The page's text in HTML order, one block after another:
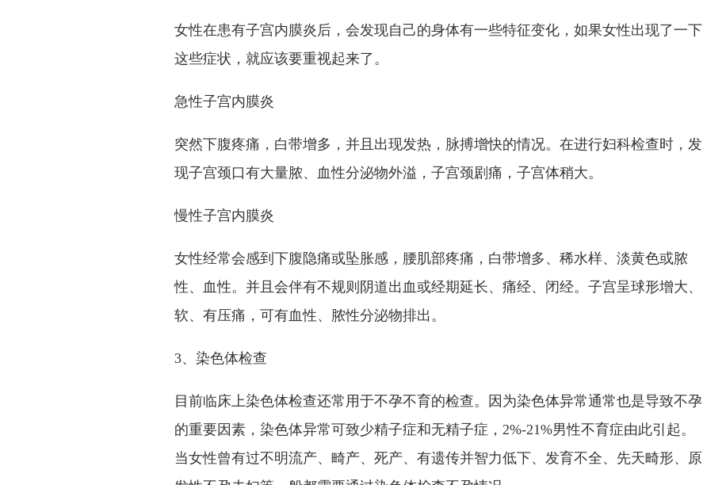
女性在患有子宫内膜炎后，会发现自己的身体有一些特征变化，如果女性出现了一下
这些症状，就应该要重视起来了。
急性子宫内膜炎
突然下腹疼痛，白带增多，并且出现发热，脉搏增快的情况。在进行妇科检查时，发
现子宫颈口有大量脓、血性分泌物外溢，子宫颈剧痛，子宫体稍大。
慢性子宫内膜炎
女性经常会感到下腹隐痛或坠胀感，腰肌部疼痛，白带增多、稀水样、淡黄色或脓
性、血性。并且会伴有不规则阴道出血或经期延长、痛经、闭经。子宫呈球形增大、
软、有压痛，可有血性、脓性分泌物排出。
3、染色体检查
目前临床上染色体检查还常用于不孕不育的检查。因为染色体异常通常也是导致不孕
的重要因素，染色体异常可致少精子症和无精子症，2%-21%男性不育症由此引起。
当女性曾有过不明流产、畸产、死产、有遗传并智力低下、发育不全、先天畸形、原